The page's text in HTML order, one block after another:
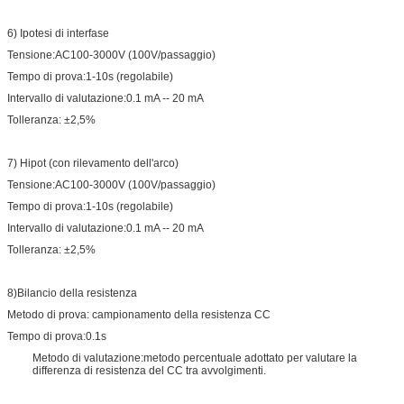
6) Ipotesi di interfase
Tensione:AC100-3000V (100V/passaggio)
Tempo di prova:1-10s (regolabile)
Intervallo di valutazione:0.1 mA -- 20 mA
Tolleranza: ±2,5%
7) Hipot (con rilevamento dell'arco)
Tensione:AC100-3000V (100V/passaggio)
Tempo di prova:1-10s (regolabile)
Intervallo di valutazione:0.1 mA -- 20 mA
Tolleranza: ±2,5%
8)Bilancio della resistenza
Metodo di prova: campionamento della resistenza CC
Tempo di prova:0.1s
Metodo di valutazione:metodo percentuale adottato per valutare la
differenza di resistenza del CC tra avvolgimenti.